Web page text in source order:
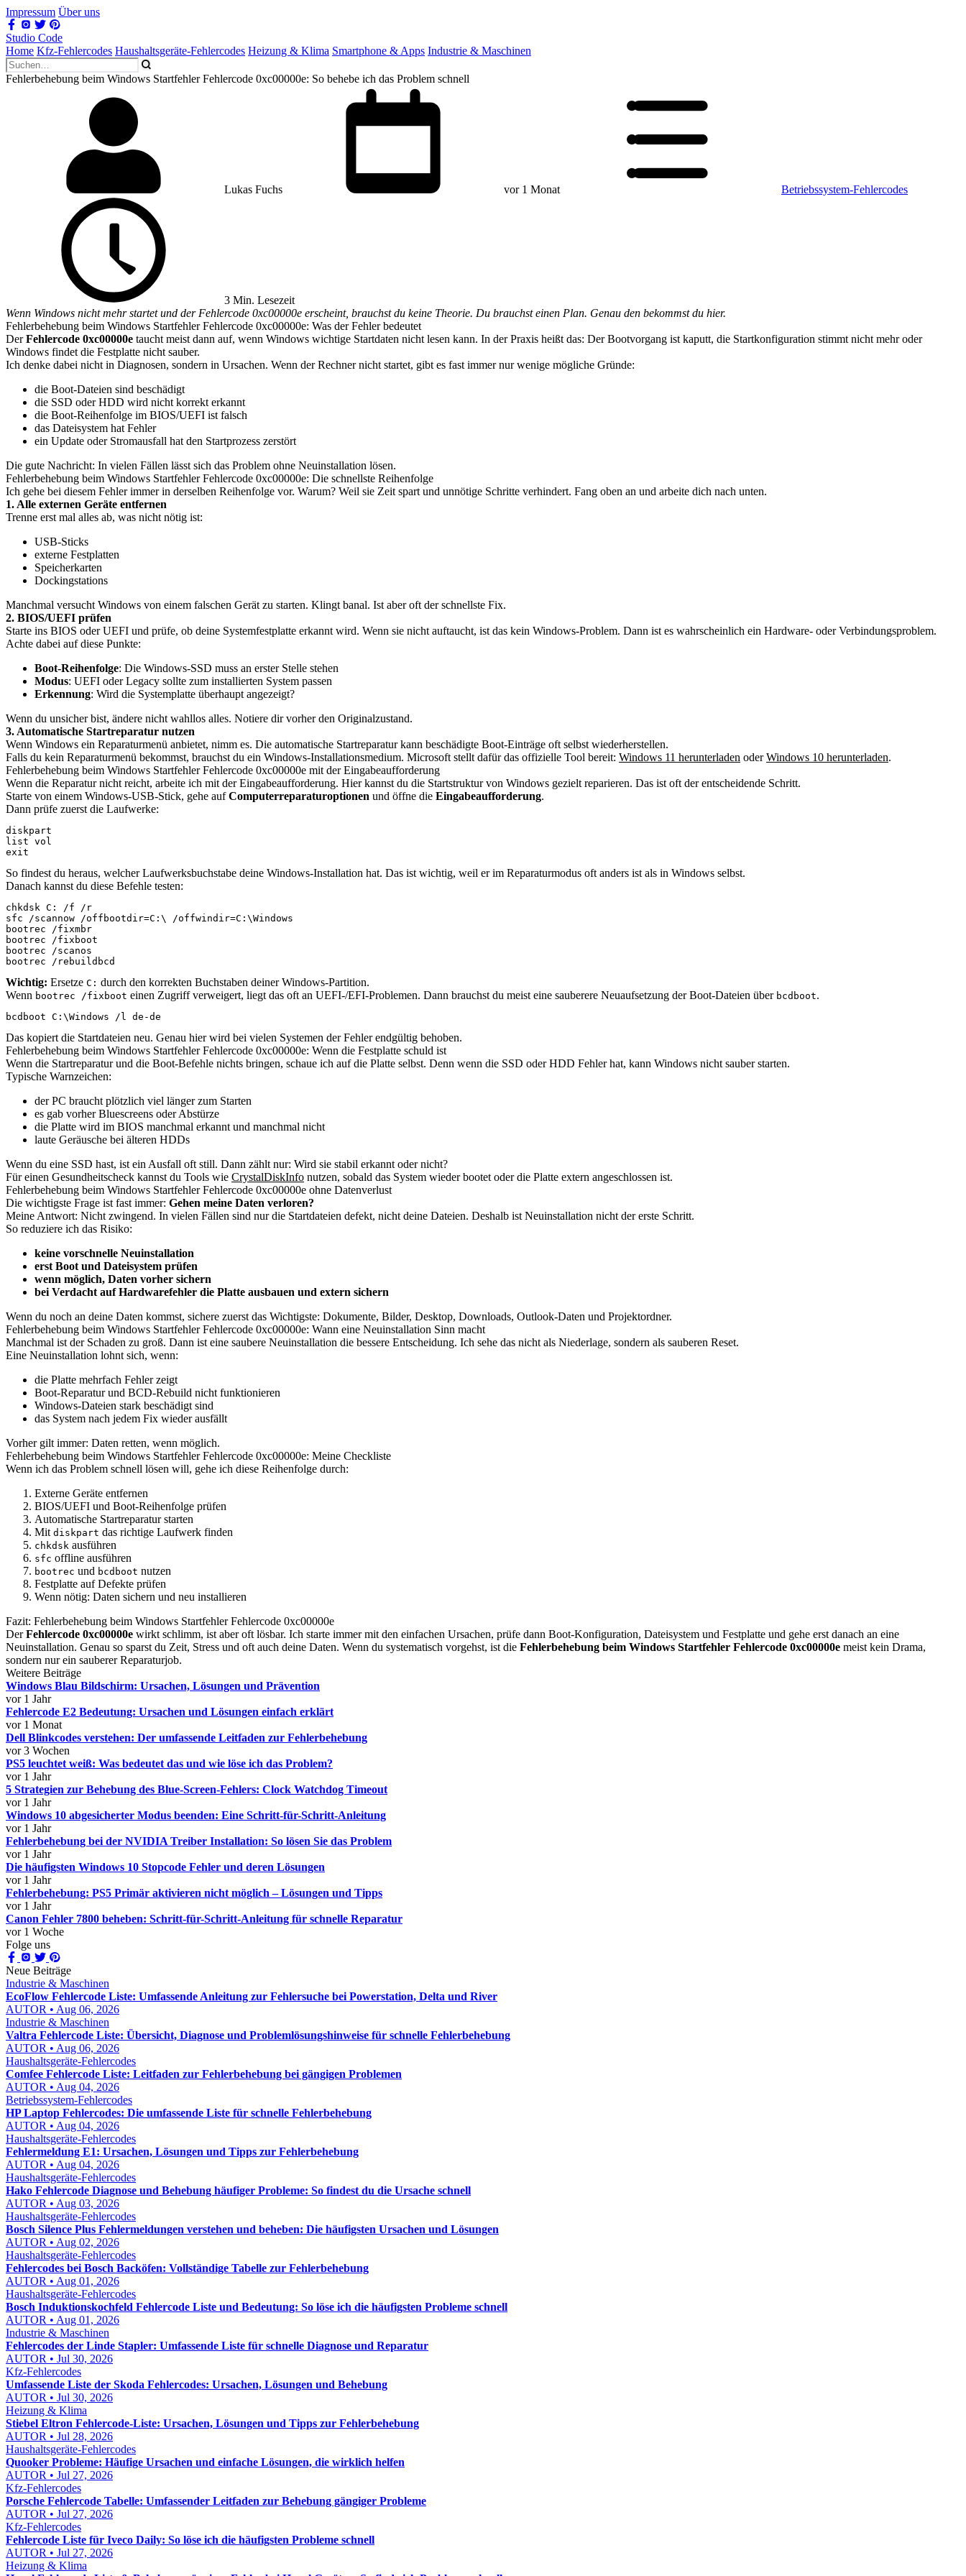
Impressum Über uns
Studio Code
Home Kfz-Fehlercodes Haushaltsgeräte-Fehlercodes Heizung & Klima Smartphone & Apps Industrie & Maschinen
Fehlerbehebung beim Windows Startfehler Fehlercode 0xc00000e: So behebe ich das Problem schnell
Lukas Fuchs vor 1 Monat Betriebssystem-Fehlercodes
3 Min. Lesezeit
Wenn Windows nicht mehr startet und der Fehlercode 0xc00000e erscheint, brauchst du keine Theorie. Du brauchst einen Plan. Genau den bekommst du hier.
Fehlerbehebung beim Windows Startfehler Fehlercode 0xc00000e: Was der Fehler bedeutet
DerFehlercode 0xc00000e taucht meist dann auf, wenn Windows wichtige Startdaten nicht lesen kann. In der Praxis heißt das: Der Bootvorgang ist kaputt, die Startkonfiguration stimmt nicht mehr oder
Windows findet die Festplatte nicht sauber.
Ich denke dabei nicht in Diagnosen, sondern in Ursachen. Wenn der Rechner nicht startet, gibt es fast immer nur wenige mögliche Gründe:
die Boot-Dateien sind beschädigt
die SSD oder HDD wird nicht korrekt erkannt
die Boot-Reihenfolge im BIOS/UEFI ist falsch
das Dateisystem hat Fehler
ein Update oder Stromausfall hat den Startprozess zerstört
Die gute Nachricht: In vielen Fällen lässt sich das Problem ohne Neuinstallation lösen.
Fehlerbehebung beim Windows Startfehler Fehlercode 0xc00000e: Die schnellste Reihenfolge
Ich gehe bei diesem Fehler immer in derselben Reihenfolge vor. Warum? Weil sie Zeit spart und unnötige Schritte verhindert. Fang oben an und arbeite dich nach unten.
1. Alle externen Geräte entfernen
Trenne erst mal alles ab, was nicht nötig ist:
USB-Sticks
externe Festplatten
Speicherkarten
Dockingstations
Manchmal versucht Windows von einem falschen Gerät zu starten. Klingt banal. Ist aber oft der schnellste Fix.
2. BIOS/UEFI prüfen
Starte ins BIOS oder UEFI und prüfe, ob deine Systemfestplatte erkannt wird. Wenn sie nicht auftaucht, ist das kein Windows-Problem. Dann ist es wahrscheinlich ein Hardware- oder Verbindungsproblem.
Achte dabei auf diese Punkte:
Boot-Reihenfolge: Die Windows-SSD muss an erster Stelle stehen
Modus: UEFI oder Legacy sollte zum installierten System passen
Erkennung: Wird die Systemplatte überhaupt angezeigt?
Wenn du unsicher bist, ändere nicht wahllos alles. Notiere dir vorher den Originalzustand.
3. Automatische Startreparatur nutzen
Wenn Windows ein Reparaturmenü anbietet, nimm es. Die automatische Startreparatur kann beschädigte Boot-Einträge oft selbst wiederherstellen.
Falls du kein Reparaturmenü bekommst, brauchst du ein Windows-Installationsmedium. Microsoft stellt dafür das offizielle Tool bereit: Windows 11 herunterladen oderWindows 10 herunterladen.
Fehlerbehebung beim Windows Startfehler Fehlercode 0xc00000e mit der Eingabeaufforderung
Wenn die Reparatur nicht reicht, arbeite ich mit der Eingabeaufforderung. Hier kannst du die Startstruktur von Windows gezielt reparieren. Das ist oft der entscheidende Schritt.
Starte von einem Windows-USB-Stick, gehe aufComputerreparaturoptionen und öffne die Eingabeaufforderung.
Dann prüfe zuerst die Laufwerke:
diskpart
list vol
exit
So findest du heraus, welcher Laufwerksbuchstabe deine Windows-Installation hat. Das ist wichtig, weil er im Reparaturmodus oft anders ist als in Windows selbst.
Danach kannst du diese Befehle testen:
chkdsk C: /f /r
sfc /scannow /offbootdir=C:\ /offwindir=C:\Windows
bootrec /fixmbr
bootrec /fixboot
bootrec /scanos
bootrec /rebuildbcd
Wichtig: Ersetze C: durch den korrekten Buchstaben deiner Windows-Partition.
Wenn bootrec /fixboot einen Zugriff verweigert, liegt das oft an UEFI-/EFI-Problemen. Dann brauchst du meist eine sauberere Neuaufsetzung der Boot-Dateien über bcdboot.
bcdboot C:\Windows /l de-de
Das kopiert die Startdateien neu. Genau hier wird bei vielen Systemen der Fehler endgültig behoben.
Fehlerbehebung beim Windows Startfehler Fehlercode 0xc00000e: Wenn die Festplatte schuld ist
Wenn die Startreparatur und die Boot-Befehle nichts bringen, schaue ich auf die Platte selbst. Denn wenn die SSD oder HDD Fehler hat, kann Windows nicht sauber starten.
Typische Warnzeichen:
der PC braucht plötzlich viel länger zum Starten
es gab vorher Bluescreens oder Abstürze
die Platte wird im BIOS manchmal erkannt und manchmal nicht
laute Geräusche bei älteren HDDs
Wenn du eine SSD hast, ist ein Ausfall oft still. Dann zählt nur: Wird sie stabil erkannt oder nicht?
Für einen Gesundheitscheck kannst du Tools wie CrystalDiskInfo nutzen, sobald das System wieder bootet oder die Platte extern angeschlossen ist.
Fehlerbehebung beim Windows Startfehler Fehlercode 0xc00000e ohne Datenverlust
Die wichtigste Frage ist fast immer: Gehen meine Daten verloren?
Meine Antwort: Nicht zwingend. In vielen Fällen sind nur die Startdateien defekt, nicht deine Dateien. Deshalb ist Neuinstallation nicht der erste Schritt.
So reduziere ich das Risiko:
keine vorschnelle Neuinstallation
erst Boot und Dateisystem prüfen
wenn möglich, Daten vorher sichern
bei Verdacht auf Hardwarefehler die Platte ausbauen und extern sichern
Wenn du noch an deine Daten kommst, sichere zuerst das Wichtigste: Dokumente, Bilder, Desktop, Downloads, Outlook-Daten und Projektordner.
Fehlerbehebung beim Windows Startfehler Fehlercode 0xc00000e: Wann eine Neuinstallation Sinn macht
Manchmal ist der Schaden zu groß. Dann ist eine saubere Neuinstallation die bessere Entscheidung. Ich sehe das nicht als Niederlage, sondern als sauberen Reset.
Eine Neuinstallation lohnt sich, wenn:
die Platte mehrfach Fehler zeigt
Boot-Reparatur und BCD-Rebuild nicht funktionieren
Windows-Dateien stark beschädigt sind
das System nach jedem Fix wieder ausfällt
Vorher gilt immer: Daten retten, wenn möglich.
Fehlerbehebung beim Windows Startfehler Fehlercode 0xc00000e: Meine Checkliste
Wenn ich das Problem schnell lösen will, gehe ich diese Reihenfolge durch:
Externe Geräte entfernen
BIOS/UEFI und Boot-Reihenfolge prüfen
Automatische Startreparatur starten
Mit diskpart das richtige Laufwerk finden
chkdsk ausführen
sfc offline ausführen
bootrec und bcdboot nutzen
Festplatte auf Defekte prüfen
Wenn nötig: Daten sichern und neu installieren
Fazit: Fehlerbehebung beim Windows Startfehler Fehlercode 0xc00000e
DerFehlercode 0xc00000e wirkt schlimm, ist aber oft lösbar. Ich starte immer mit den einfachen Ursachen, prüfe dann Boot-Konfiguration, Dateisystem und Festplatte und gehe erst danach an eine
Neuinstallation. Genau so sparst du Zeit, Stress und oft auch deine Daten. Wenn du systematisch vorgehst, ist die Fehlerbehebung beim Windows Startfehler Fehlercode 0xc00000e meist kein Drama,
sondern nur ein sauberer Reparaturjob.
Weitere Beiträge
Windows Blau Bildschirm: Ursachen, Lösungen und Prävention
vor 1 Jahr
Fehlercode E2 Bedeutung: Ursachen und Lösungen einfach erklärt
vor 1 Monat
Dell Blinkcodes verstehen: Der umfassende Leitfaden zur Fehlerbehebung
vor 3 Wochen
PS5 leuchtet weiß: Was bedeutet das und wie löse ich das Problem?
vor 1 Jahr
5 Strategien zur Behebung des Blue-Screen-Fehlers: Clock Watchdog Timeout
vor 1 Jahr
Windows 10 abgesicherter Modus beenden: Eine Schritt-für-Schritt-Anleitung
vor 1 Jahr
Fehlerbehebung bei der NVIDIA Treiber Installation: So lösen Sie das Problem
vor 1 Jahr
Die häufigsten Windows 10 Stopcode Fehler und deren Lösungen
vor 1 Jahr
Fehlerbehebung: PS5 Primär aktivieren nicht möglich – Lösungen und Tipps
vor 1 Jahr
Canon Fehler 7800 beheben: Schritt-für-Schritt-Anleitung für schnelle Reparatur
vor 1 Woche
Folge uns
Neue Beiträge
Industrie & Maschinen
EcoFlow Fehlercode Liste: Umfassende Anleitung zur Fehlersuche bei Powerstation, Delta und River
AUTOR • Aug 06, 2026
Industrie & Maschinen
Valtra Fehlercode Liste: Übersicht, Diagnose und Problemlösungshinweise für schnelle Fehlerbehebung
AUTOR • Aug 06, 2026
Haushaltsgeräte-Fehlercodes
Comfee Fehlercode Liste: Leitfaden zur Fehlerbehebung bei gängigen Problemen
AUTOR • Aug 04, 2026
Betriebssystem-Fehlercodes
HP Laptop Fehlercodes: Die umfassende Liste für schnelle Fehlerbehebung
AUTOR • Aug 04, 2026
Haushaltsgeräte-Fehlercodes
Fehlermeldung E1: Ursachen, Lösungen und Tipps zur Fehlerbehebung
AUTOR • Aug 04, 2026
Haushaltsgeräte-Fehlercodes
Hako Fehlercode Diagnose und Behebung häufiger Probleme: So findest du die Ursache schnell
AUTOR • Aug 03, 2026
Haushaltsgeräte-Fehlercodes
Bosch Silence Plus Fehlermeldungen verstehen und beheben: Die häufigsten Ursachen und Lösungen
AUTOR • Aug 02, 2026
Haushaltsgeräte-Fehlercodes
Fehlercodes bei Bosch Backöfen: Vollständige Tabelle zur Fehlerbehebung
AUTOR • Aug 01, 2026
Haushaltsgeräte-Fehlercodes
Bosch Induktionskochfeld Fehlercode Liste und Bedeutung: So löse ich die häufigsten Probleme schnell
AUTOR • Aug 01, 2026
Industrie & Maschinen
Fehlercodes der Linde Stapler: Umfassende Liste für schnelle Diagnose und Reparatur
AUTOR • Jul 30, 2026
Kfz-Fehlercodes
Umfassende Liste der Skoda Fehlercodes: Ursachen, Lösungen und Behebung
AUTOR • Jul 30, 2026
Heizung & Klima
Stiebel Eltron Fehlercode-Liste: Ursachen, Lösungen und Tipps zur Fehlerbehebung
AUTOR • Jul 28, 2026
Haushaltsgeräte-Fehlercodes
Quooker Probleme: Häufige Ursachen und einfache Lösungen, die wirklich helfen
AUTOR • Jul 27, 2026
Kfz-Fehlercodes
Porsche Fehlercode Tabelle: Umfassender Leitfaden zur Behebung gängiger Probleme
AUTOR • Jul 27, 2026
Kfz-Fehlercodes
Fehlercode Liste für Iveco Daily: So löse ich die häufigsten Probleme schnell
AUTOR • Jul 27, 2026
Heizung & Klima